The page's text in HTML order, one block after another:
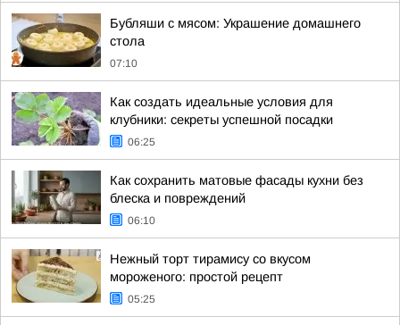
Бубляши с мясом: Украшение домашнего
стола
07:10
Как создать идеальные условия для
клубники: секреты успешной посадки
06:25
Как сохранить матовые фасады кухни без
блеска и повреждений
06:10
Нежный торт тирамису со вкусом
мороженого: простой рецепт
05:25